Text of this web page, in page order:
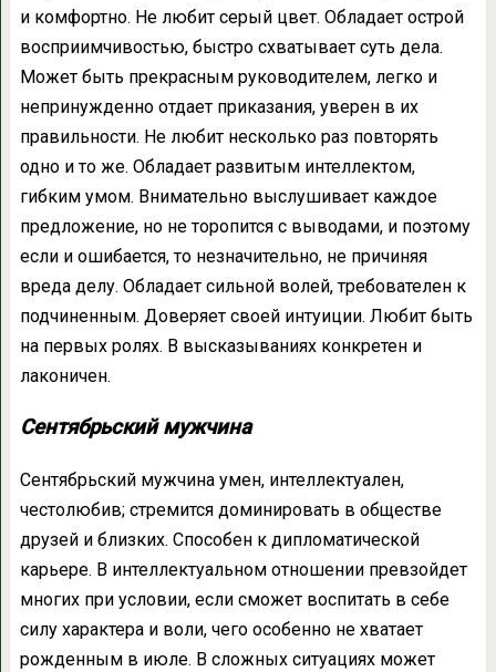
и комфортно. Не любит серый цвет. Обладает острой
восприимчивостью, быстро схватывает суть дела.
Может быть прекрасным руководителем, легко и
непринужденно отдает приказания, уверен в их
правильности. Не любит несколько раз повторять
одно и то же. Обладает развитым интеллектом,
гибким умом. Внимательно выслушивает каждое
предложение, но не торопится с выводами, и поэтому
если и ошибается, то незначительно, не причиняя
вреда делу. Обладает сильной волей, требователен к
подчиненным. Доверяет своей интуиции. Любит быть
на первых ролях. В высказываниях конкретен и
лаконичен.
Сентябрьский мужчина
Сентябрьский мужчина умен, интеллектуален,
честолюбив; стремится доминировать в обществе
друзей и близких. Способен к дипломатической
карьере. В интеллектуальном отношении превзойдет
многих при условии, если сможет воспитать в себе
силу характера и воли, чего особенно не хватает
рожденным в июле. В сложных ситуациях может